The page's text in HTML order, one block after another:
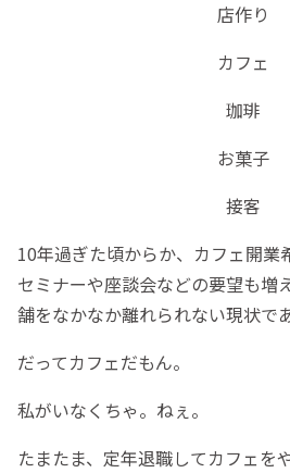
店作り
カフェ
珈琲
お菓子
接客
10年過ぎた頃からか、カフェ開業
セミナーや座談会などの要望も増
舗をなかなか離れられない現状で
だってカフェだもん。
私がいなくちゃ。ねぇ。
たまたま、定年退職してカフェを